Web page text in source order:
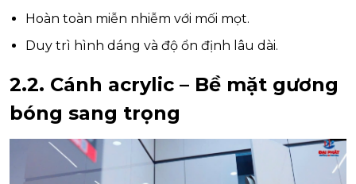
Hoàn toàn miễn nhiễm với mối mọt.
Duy trì hình dáng và độ ổn định lâu dài.
2.2. Cánh acrylic – Bề mặt gương
bóng sang trọng